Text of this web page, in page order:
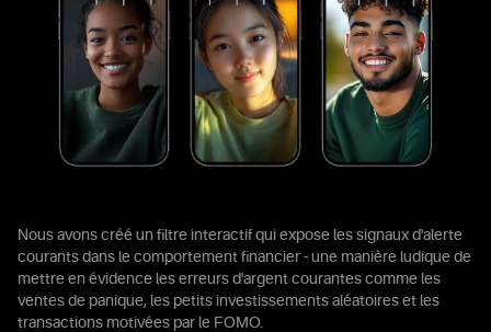
Nous avons créé un filtre interactif qui expose les signaux d'alerte
courants dans le comportement financier - une manière ludique de
mettre en évidence les erreurs d'argent courantes comme les
ventes de panique, les petits investissements aléatoires et les
transactions motivées par le FOMO.